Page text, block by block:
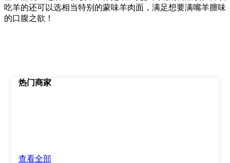
吃羊的还可以选相当特别的蒙味羊肉面，满足想要满嘴羊膻味
的口腹之欲！